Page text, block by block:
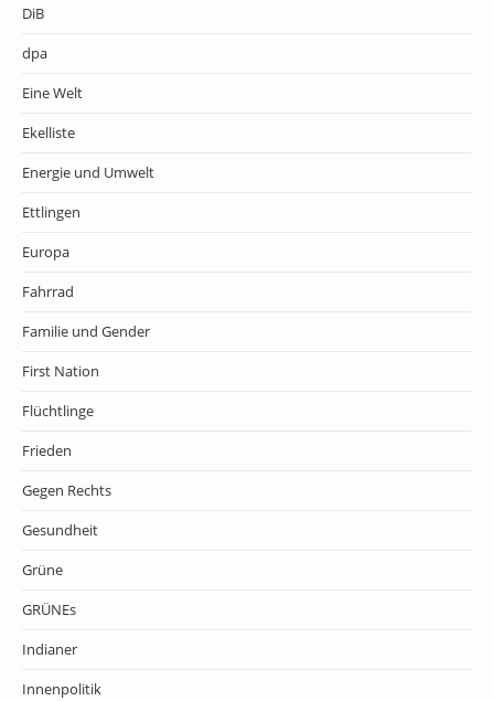
DiB
dpa
Eine Welt
Ekelliste
Energie und Umwelt
Ettlingen
Europa
Fahrrad
Familie und Gender
First Nation
Flüchtlinge
Frieden
Gegen Rechts
Gesundheit
Grüne
GRÜNEs
Indianer
Innenpolitik